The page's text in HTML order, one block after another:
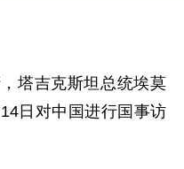
塔吉克斯坦总统埃莫
日对中国进行国事访